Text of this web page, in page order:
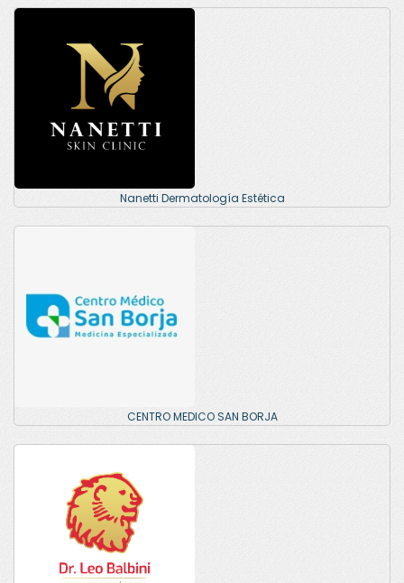
Nanetti Dermatología Estética
CENTRO MEDICO SAN BORJA